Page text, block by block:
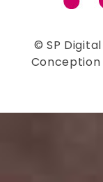
© SP